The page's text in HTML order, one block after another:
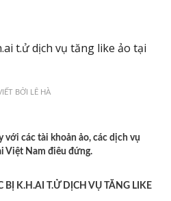
t.ử dịch vụ tăng like ảo tại
BỞI LÊ HÀ
với các tài khoản ảo, các dịch vụ
Việt Nam điêu đứng.